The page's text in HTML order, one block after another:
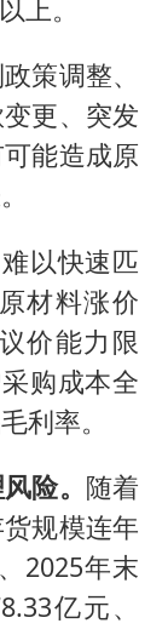
上。
策调整、
更、突发
能造成原
以快速匹
材料涨价
价能力限
购成本全
利率。
险。 随着
规模连年
2025年末
亿元、